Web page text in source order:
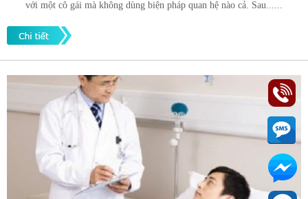
với một cô gái mà không dùng biện pháp quan hệ nào cả. Sau......